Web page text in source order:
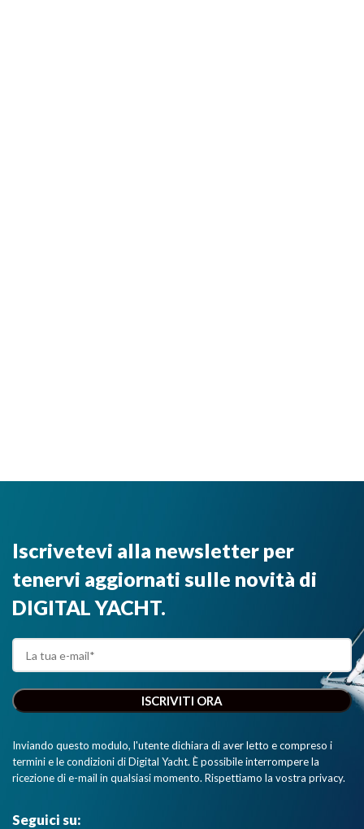
Iscrivetevi alla newsletter per
tenervi aggiornati sulle novità di
DIGITAL YACHT.
Inviando questo modulo, l'utente dichiara di aver letto e compreso i
termini e le condizioni di Digital Yacht. È possibile interrompere la
ricezione di e-mail in qualsiasi momento. Rispettiamo la vostra privacy.
Seguici su: